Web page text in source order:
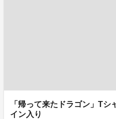
「帰って来たドラゴン」T
イン入り